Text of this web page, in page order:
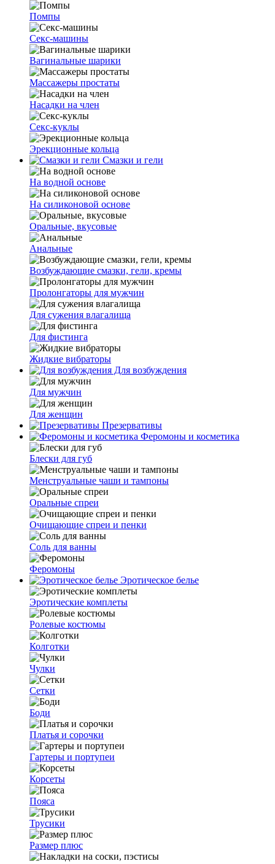
Помпы
Секс-машины
Вагинальные шарики
Массажеры простаты
Насадки на член
Секс-куклы
Эрекционные кольца
Смазки и гели
На водной основе
На силиконовой основе
Оральные, вкусовые
Анальные
Возбуждающие смазки, гели, кремы
Пролонгаторы для мужчин
Для сужения влагалища
Для фистинга
Жидкие вибраторы
Для возбуждения
Для мужчин
Для женщин
Презервативы
Феромоны и косметика
Блески для губ
Менструальные чаши и тампоны
Оральные спреи
Очищающие спреи и пенки
Соль для ванны
Феромоны
Эротическое белье
Эротические комплеты
Ролевые костюмы
Колготки
Чулки
Сетки
Боди
Платья и сорочки
Гартеры и портупеи
Корсеты
Пояса
Трусики
Размер плюс